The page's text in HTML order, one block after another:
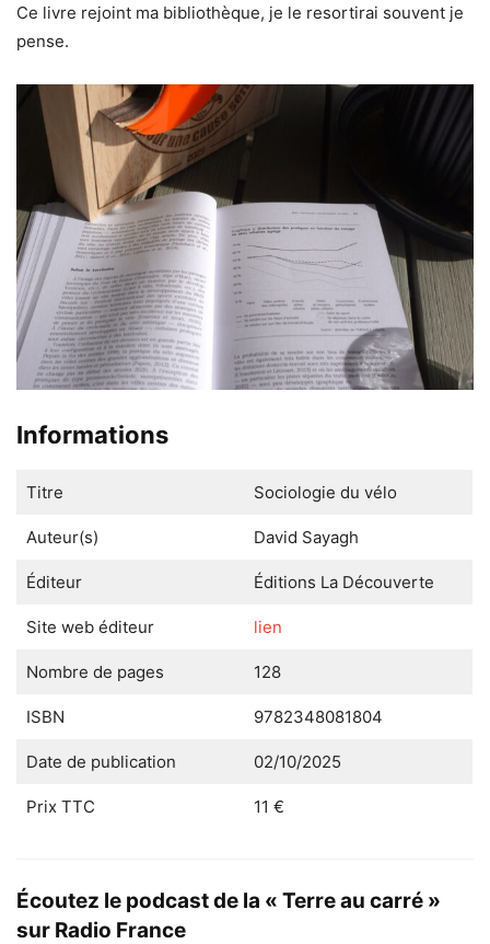
Ce livre rejoint ma bibliothèque, je le resortirai souvent je
pense.
Informations
Titre Sociologie du vélo
Auteur(s) David Sayagh
Éditeur Éditions La Découverte
Site web éditeur lien
Nombre de pages 128
ISBN 9782348081804
Date de publication 02/10/2025
Prix TTC 11 €
Écoutez le podcast de la « Terre au carré »
sur Radio France